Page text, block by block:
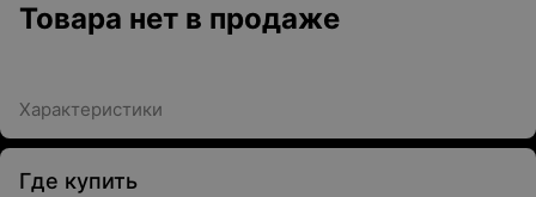
Товара нет в продаже
Характеристики
Где купить